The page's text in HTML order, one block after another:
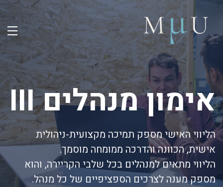
אימון מנהלים III
הליווי האישי מספק תמיכה מקצועית-ניהולית
אישית, הכוונה והדרכה ממומחה מוסמך.
הליווי מתאים למנהלים בכל שלבי הקריירה, והוא
מספק מענה לצרכים הספציפיים של כל מנהל.